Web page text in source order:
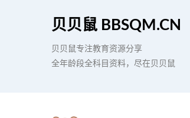
贝贝鼠 BBSQM.CN
贝贝鼠专注教育资源分享
全年龄段全科目资料，尽在贝贝鼠